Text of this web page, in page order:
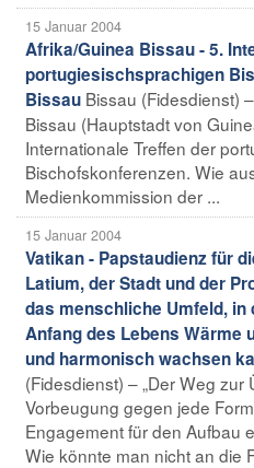
15 Januar 2004
Afrika/Guinea Bissau - 5.
portugiesischsprachigen
Bissau Bissau (Fidesdienst)
Bissau (Hauptstadt von
Internationale Treffen der
Bischofskonferenzen. Wie
Medienkommission der ...
15 Januar 2004
Vatikan - Papstaudienz für
Latium, der Stadt und der
das menschliche Umfeld, in
Anfang des Lebens Wärme
und harmonisch wachsen
(Fidesdienst) – „Der Weg
Vorbeugung gegen jede
Engagement für den Aufbau
Wie könnte man nicht an die